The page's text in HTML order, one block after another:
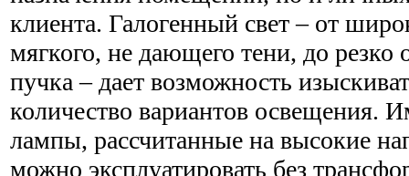
клиента. Галогенный свет – от
мягкого, не дающего тени, до резко
пучка – дает возможность
количество вариантов освещения.
лампы, рассчитанные на высокие
можно эксплуатировать без